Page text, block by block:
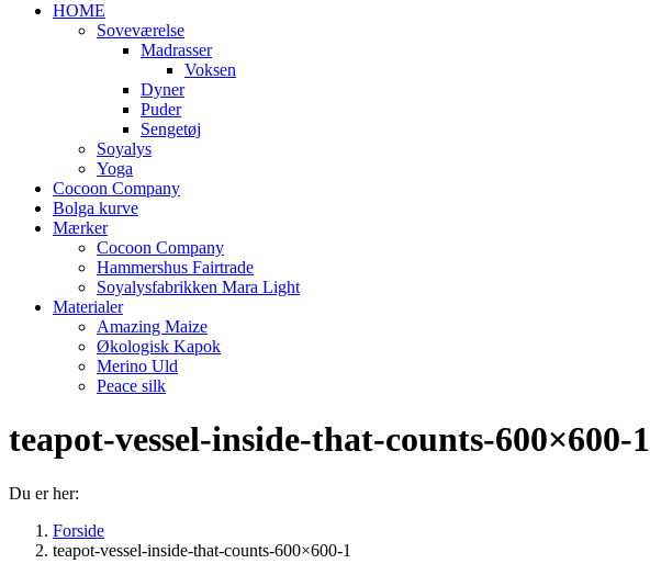
HOME
Soveværelse
Madrasser
Voksen
Dyner
Puder
Sengetøj
Soyalys
Yoga
Cocoon Company
Bolga kurve
Mærker
Cocoon Company
Hammershus Fairtrade
Soyalysfabrikken Mara Light
Materialer
Amazing Maize
Økologisk Kapok
Merino Uld
Peace silk
teapot-vessel-inside-that-counts-600×600-1
Du er her:
Forside
teapot-vessel-inside-that-counts-600×600-1